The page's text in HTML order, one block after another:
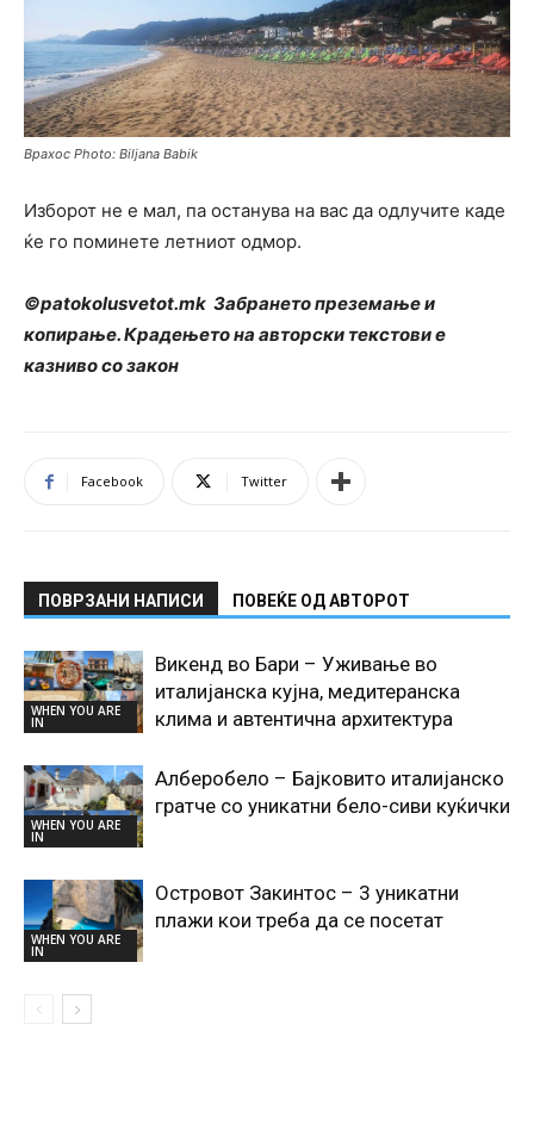
Врахос Photo: Biljana Babik
Изборот не е мал, па останува на вас да одлучите каде
ќе го поминете летниот одмор.
©patokolusvetot.mk Забрането преземање и
копирање. Крадењето на авторски текстови е
казниво со закон
Facebook Twitter
ПОВРЗАНИ НАПИСИ ПОВЕЌЕ ОД АВТОРОТ
WHEN YOU ARE
IN
Викенд во Бари – Уживање во
италијанска кујна, медитеранска
клима и автентична архитектура
WHEN YOU ARE
IN
Алберобело – Бајковито италијанско
гратче со уникатни бело-сиви куќички
WHEN YOU ARE
IN
Островот Закинтос – 3 уникатни
плажи кои треба да се посетат